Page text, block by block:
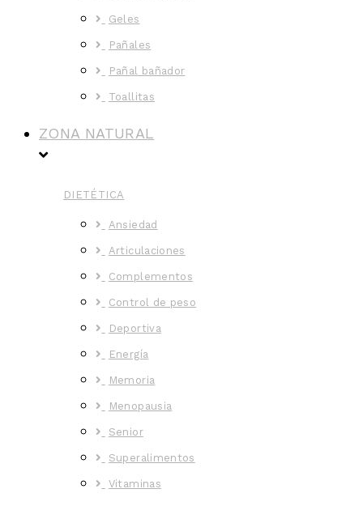
Geles
Pañales
Pañal bañador
Toallitas
ZONA NATURAL
DIETÉTICA
Ansiedad
Articulaciones
Complementos
Control de peso
Deportiva
Energía
Memoria
Menopausia
Senior
Superalimentos
Vitaminas